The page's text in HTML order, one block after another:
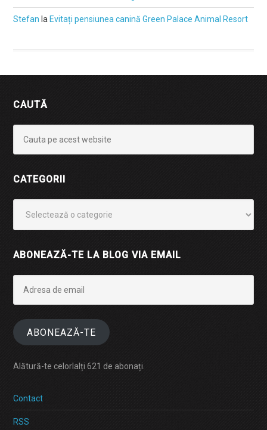
Stefan la Evitați pensiunea canină Green Palace Animal Resort
CAUTĂ
CATEGORII
ABONEAZĂ-TE LA BLOG VIA EMAIL
email
ABONEAZĂ-TE
Alătură-te celorlalți 621 de abonați.
Contact
RSS